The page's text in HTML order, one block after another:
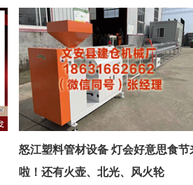
怒江塑料管材设备 灯会好意思食节
啦！还有火壶、北光、风火轮